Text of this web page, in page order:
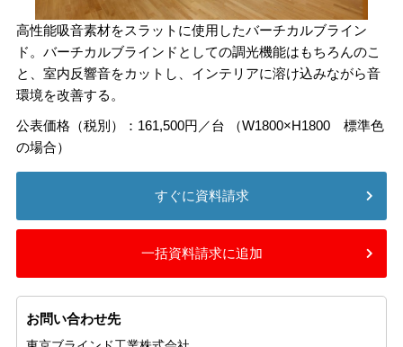
高性能吸音素材をスラットに使用したバーチカルブライン
ド。バーチカルブラインドとしての調光機能はもちろんのこ
と、室内反響音をカットし、インテリアに溶け込みながら音
環境を改善する。
公表価格（税別）：161,500円／台 （W1800×H1800 標準色
の場合）
すぐに資料請求
一括資料請求に追加
お問い合わせ先